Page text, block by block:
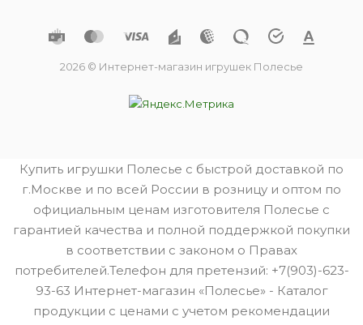
2026 © Интернет-магазин игрушек Полесье
Купить игрушки Полесье с быстрой доставкой по
г.Москве и по всей России в розницу и оптом по
официальным ценам изготовителя Полесье с
гарантией качества и полной поддержкой покупки
в соответствии с законом о Правах
потребителей.Телефон для претензий: +7(903)-623-
93-63 Интернет-магазин «Полесье» - Каталог
продукции с ценами с учетом рекомендации